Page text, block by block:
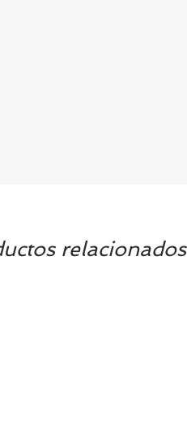
relacionados